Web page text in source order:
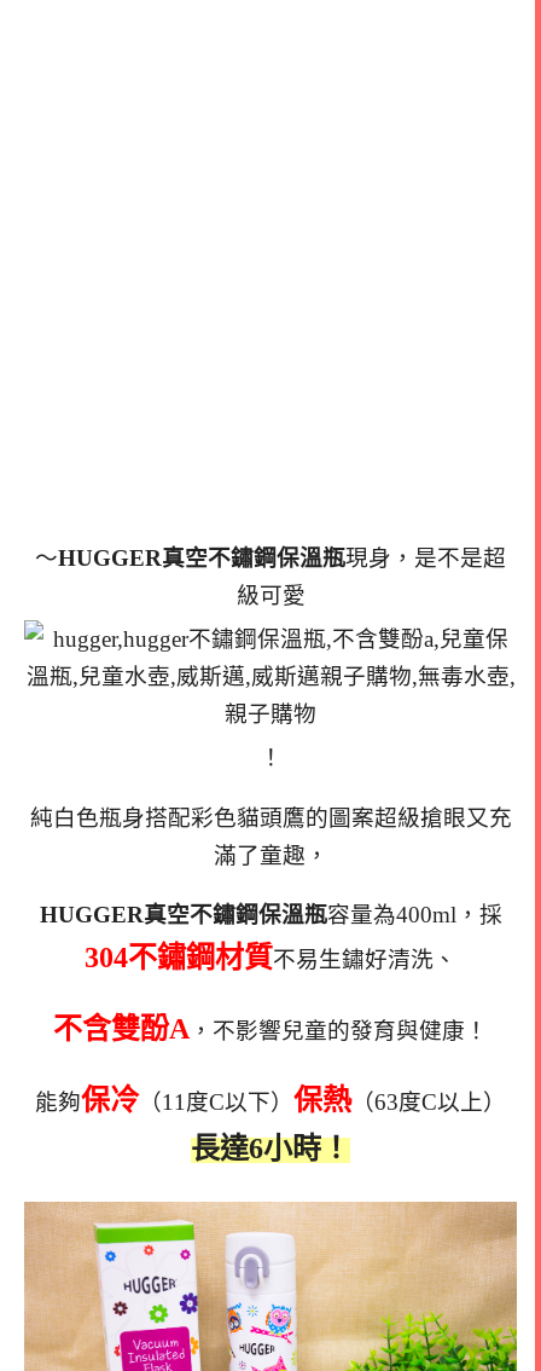
～HUGGER真空不鏽鋼保溫瓶現身，是不是超
級可愛
！
純白色瓶身搭配彩色貓頭鷹的圖案超級搶眼又充
滿了童趣，
HUGGER真空不鏽鋼保溫瓶容量為400ml，採
304不鏽鋼材質不易生鏽好清洗、
不含雙酚A ，不影響兒童的發育與健康！
能夠保冷（11度C以下） 保熱（63度C以上）
長達6小時！